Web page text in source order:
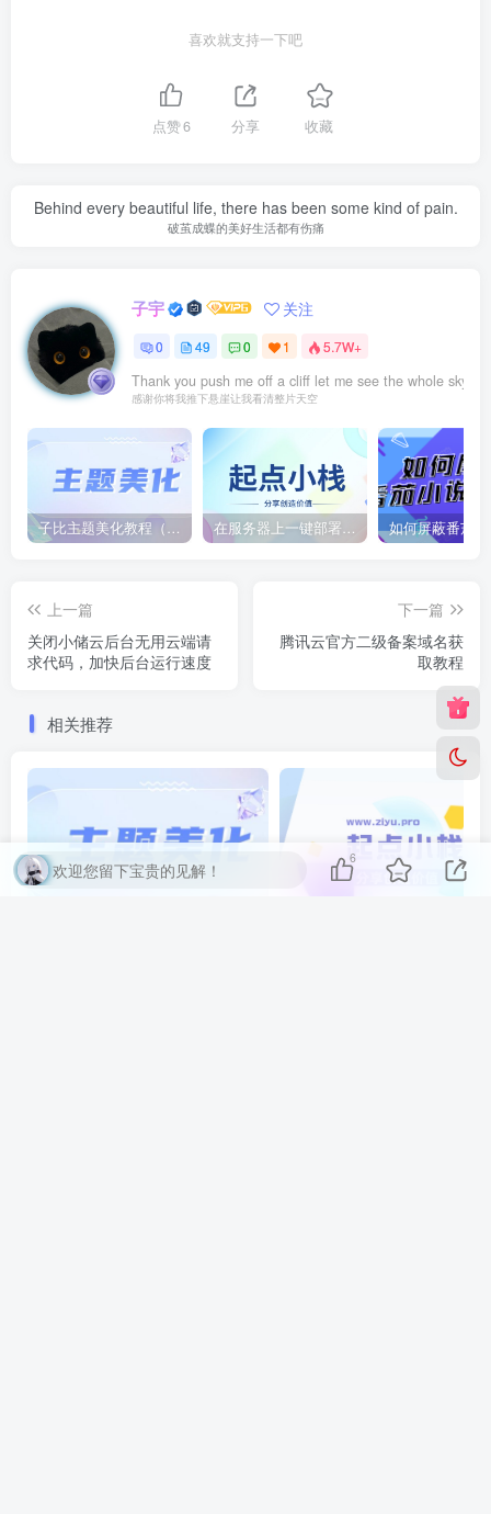
喜欢就支持一下吧
点赞6 分享 收藏
Behind every beautiful life, there has been some kind of pain.
破茧成蝶的美好生活都有伤痛
子宇 关注
0 49 0 1 5.7W+
Thank you push me off a cliff let me see the whole sky.
感谢你将我推下悬崖让我看清整片天空
子比主题美化教程（持续更新） 在服务器上一键部署ChatGPT Next Web
上一篇
关闭小储云后台无用云端请
求代码，加快后台运行速度
下一篇
腾讯云官方二级备案域名获
取教程
相关推荐
欢迎您留下宝贵的见解！
6